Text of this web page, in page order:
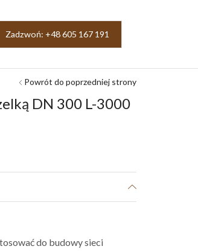
Zadzwoń: +48 605 167 191
Powrót do poprzedniej strony
DN 300 L-3000
do budowy sieci